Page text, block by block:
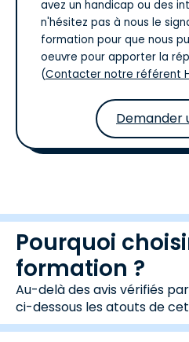
avez un handicap ou des
n'hésitez pas à nous le
formation pour que nous
oeuvre pour apporter la
(Contacter notre référent
Demander
Pourquoi
formation ?
Au-delà des avis vérifiés
ci-dessous les atouts de